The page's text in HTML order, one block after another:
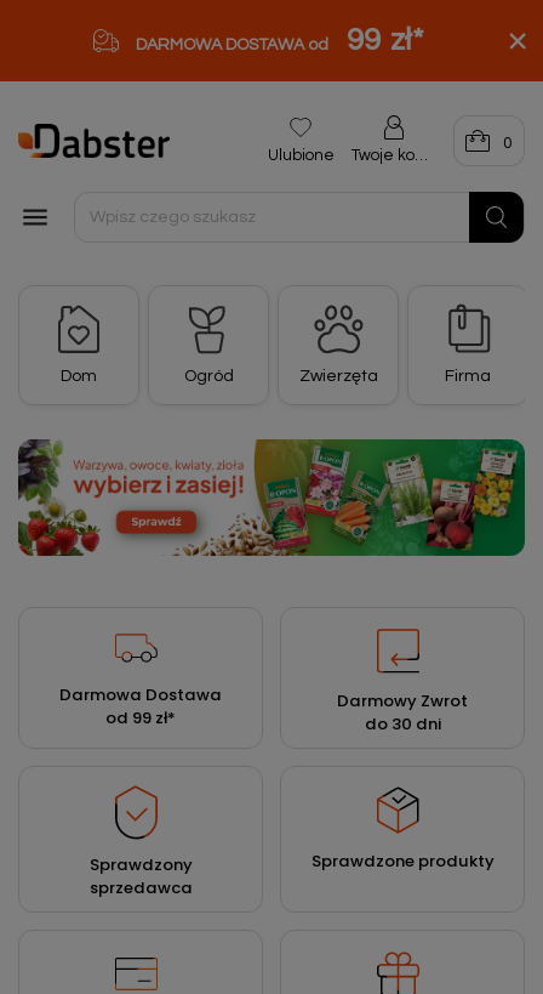
DARMOWA DOSTAWA od 99 zł*

Ulubione Twoje konto
0
Firma
Dom Ogród Zwierzęta
Darmowa Dostawa
od 99 zł*
Darmowy Zwrot
do 30 dni
Sprawdzony
sprzedawca
Sprawdzone produkty